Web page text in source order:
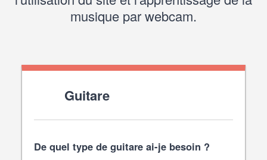
musique par webcam.
Guitare
De quel type de guitare ai-je besoin ?